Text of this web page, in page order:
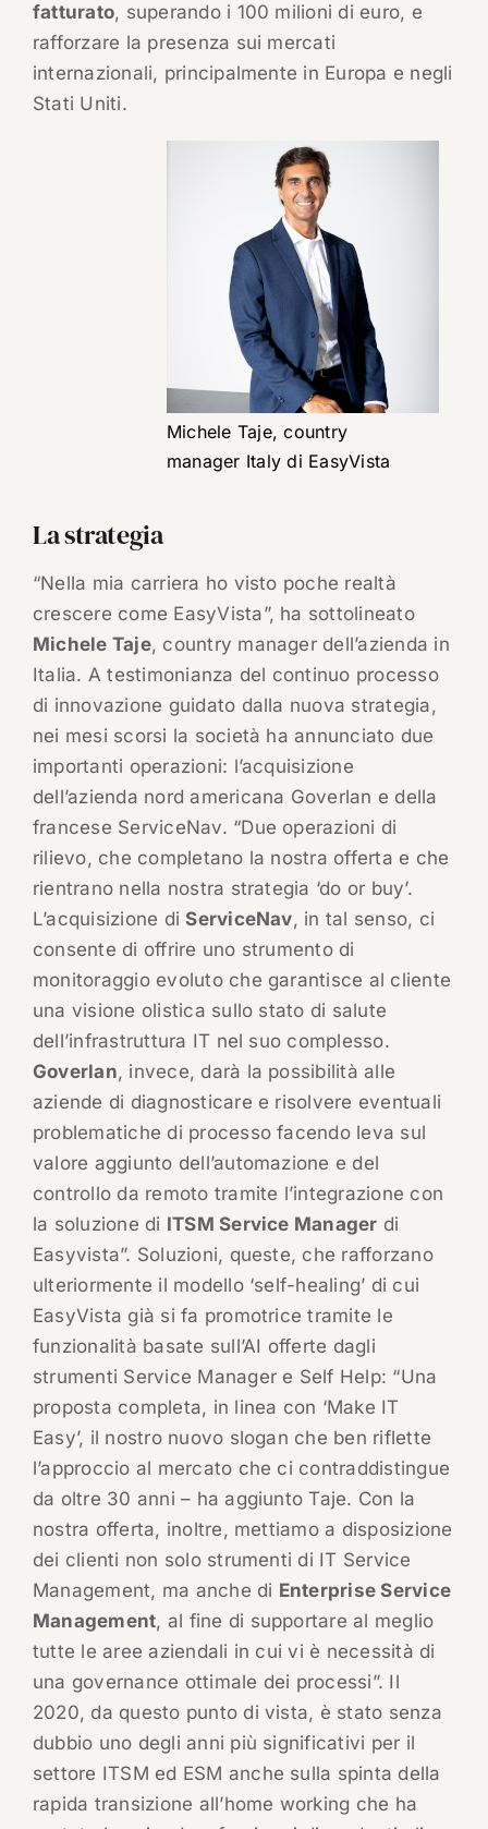
fatturato, superando i 100 milioni di euro, e
rafforzare la presenza sui mercati
internazionali, principalmente in Europa e negli
Stati Uniti.
Michele Taje, country
manager Italy di EasyVista
La strategia
“Nella mia carriera ho visto poche realtà
crescere come EasyVista”, ha sottolineato
Michele Taje, country manager dell’azienda in
Italia. A testimonianza del continuo processo
di innovazione guidato dalla nuova strategia,
nei mesi scorsi la società ha annunciato due
importanti operazioni: l’acquisizione
dell’azienda nord americana Goverlan e della
francese ServiceNav. “Due operazioni di
rilievo, che completano la nostra offerta e che
rientrano nella nostra strategia ‘do or buy’.
L’acquisizione diServiceNav, in tal senso, ci
consente di offrire uno strumento di
monitoraggio evoluto che garantisce al cliente
una visione olistica sullo stato di salute
dell’infrastruttura IT nel suo complesso.
Goverlan, invece, darà la possibilità alle
aziende di diagnosticare e risolvere eventuali
problematiche di processo facendo leva sul
valore aggiunto dell’automazione e del
controllo da remoto tramite l’integrazione con
la soluzione di ITSM Service Manager di
Easyvista”. Soluzioni, queste, che rafforzano
ulteriormente il modello ‘self-healing’ di cui
EasyVista già si fa promotrice tramite le
funzionalità basate sull’AI offerte dagli
strumenti Service Manager e Self Help: “Una
proposta completa, in linea con ‘Make IT
Easy’, il nostro nuovo slogan che ben riflette
l’approccio al mercato che ci contraddistingue
da oltre 30 anni – ha aggiunto Taje. Con la
nostra offerta, inoltre, mettiamo a disposizione
dei clienti non solo strumenti di IT Service
Management, ma anche di Enterprise Service
Management, al fine di supportare al meglio
tutte le aree aziendali in cui vi è necessità di
una governance ottimale dei processi”. Il
2020, da questo punto di vista, è stato senza
dubbio uno degli anni più significativi per il
settore ITSM ed ESM anche sulla spinta della
rapida transizione all’home working che ha